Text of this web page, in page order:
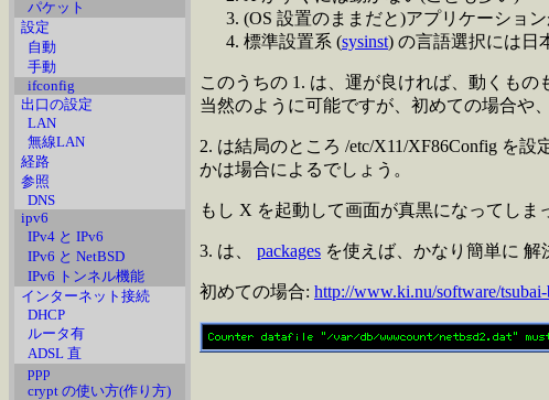
パケット
設定
自動
手動
ifconfig
出口の設定
LAN
無線LAN
経路
参照
DNS
ipv6
IPv4 と IPv6
IPv6 と NetBSD
IPv6 トンネル機能
インターネット接続
DHCP
ルータ有
ADSL 直
ppp
crypt の使い方(作り方)
(OS 設置のままだと)アプリケーショ
標準設置系 (sysinst) の言語選択には日
このうちの 1. は、運が良ければ、動くも
当然のように可能ですが、初めての場合や
2. は結局のところ /etc/X11/XF86Config を設
かは場合によるでしょう。
もし X を起動して画面が真黒になってしま
3. は、 packages を使えば、かなり簡単に 解
初めての場合: http://www.ki.nu/software/